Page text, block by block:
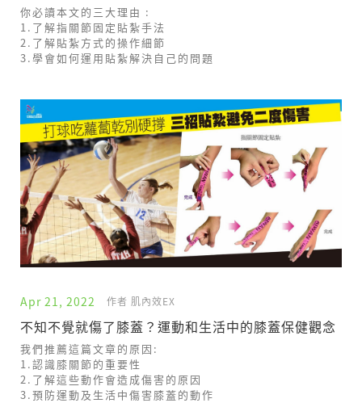
你必讀本文的三大理由 :
1.了解指關節固定貼紮手法
2.了解貼紮方式的操作細節
3.學會如何運用貼紮解決自己的問題
Apr 21, 2022 作者 肌內效EX
不知不覺就傷了膝蓋？運動和生活中的膝蓋保健觀念
我們推薦這篇文章的原因:
1.認識膝關節的重要性
2.了解這些動作會造成傷害的原因
3.預防運動及生活中傷害膝蓋的動作